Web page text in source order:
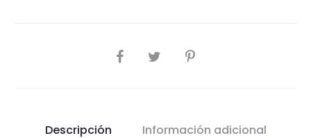
COMPARTIR
Descripción Información adicional